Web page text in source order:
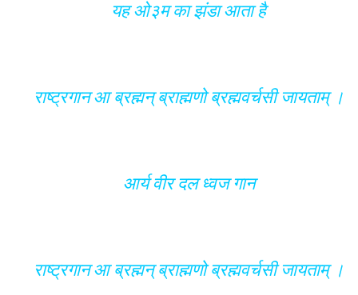
यह ओ३म का झंडा आता है
राष्ट्रगान आ ब्रह्मन् ब्राह्मणो ब्रह्मवर्चसी जायताम् ।
आर्य वीर दल ध्वज गान
राष्ट्रगान आ ब्रह्मन् ब्राह्मणो ब्रह्मवर्चसी जायताम् ।